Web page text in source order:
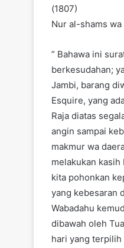
(1807)
Nur al-shams wa
” Bahawa ini
berkesudahan;
Jambi, barang
Esquire, yang
Raja diatas
angin sampai
makmur wa
melakukan
kita pohonkan
yang kebesaran
Wabadahu
dibawah oleh
hari yang terpilih